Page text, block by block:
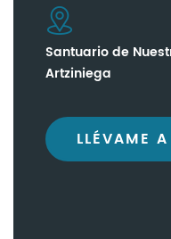
Santuario de
Artziniega
LLÉVAME